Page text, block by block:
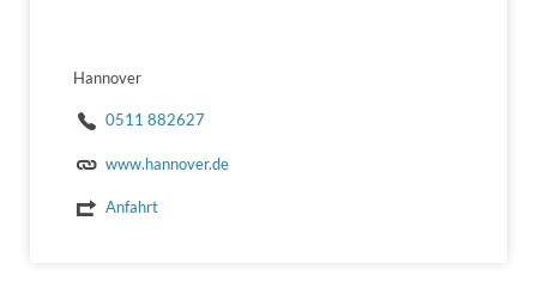
Hannover
0511 882627
www.hannover.de
Anfahrt